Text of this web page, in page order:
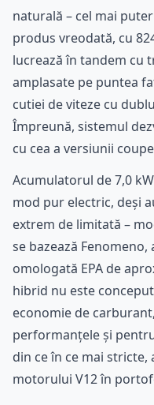
naturală – cel mai
produs vreodată, cu
lucrează în tandem cu
amplasate pe puntea
cutiei de viteze cu
Împreună, sistemul
cu cea a versiunii
Acumulatorul de 7,0
mod pur electric, deși
extrem de limitată –
se bazează
omologată EPA de
hibrid nu este
economie de
performanțele și
din ce în ce mai
motorului V12 în